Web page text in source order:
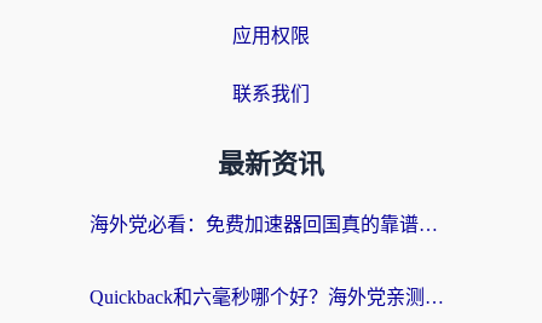
应用权限
联系我们
最新资讯
海外党必看：免费加速器回国真的靠谱吗？3步教你选到好用的归雁替代
Quickback和六毫秒哪个好？海外党亲测：选对回国加速器，无缝刷剧办公不再愁